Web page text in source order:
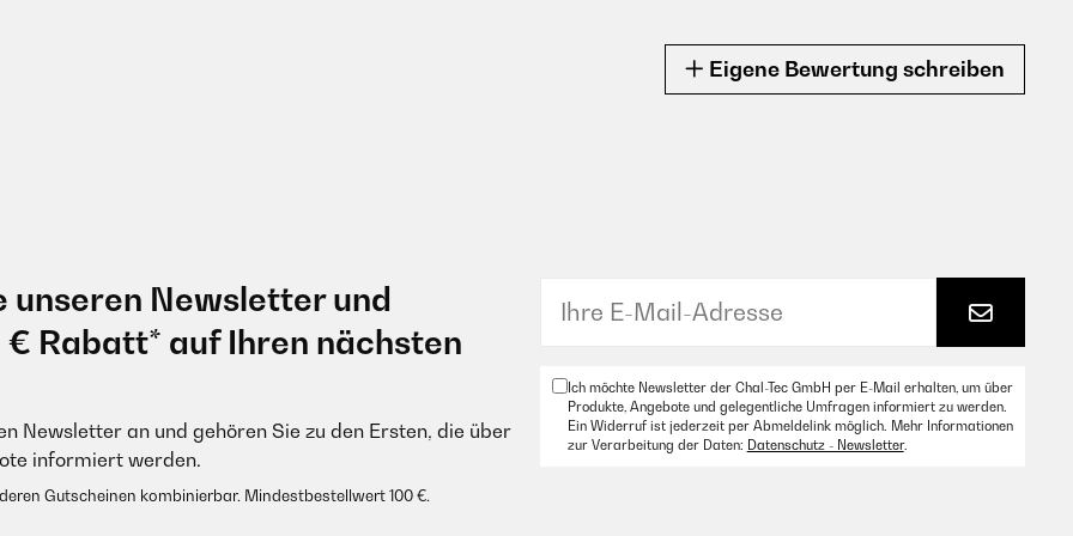
Eigene Bewertung schreiben
unseren Newsletter und
€ Rabatt* auf Ihren nächsten
Newsletter an und gehören Sie zu den Ersten, die über
informiert werden.
Gutscheinen kombinierbar. Mindestbestellwert 100 €.
Ich möchte Newsletter der Chal-Tec GmbH per E-Mail erhalten, um über
Produkte, Angebote und gelegentliche Umfragen informiert zu werden.
Ein Widerruf ist jederzeit per Abmeldelink möglich. Mehr Informationen
zur Verarbeitung der Daten: Datenschutz - Newsletter.